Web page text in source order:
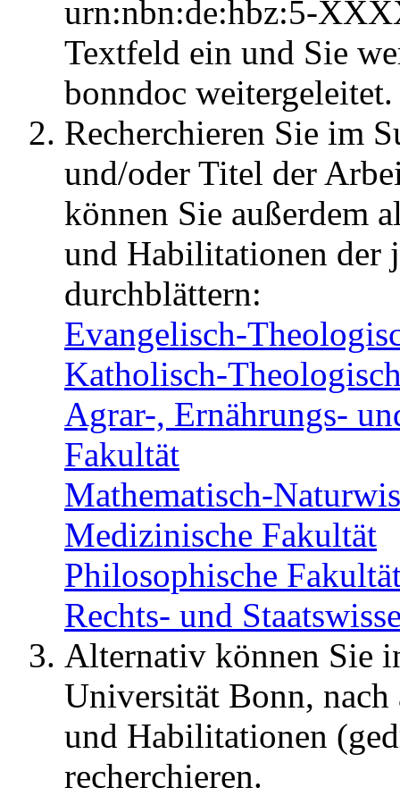
urn:nbn:de:hbz:5-
Textfeld ein und Sie
bonndoc weitergeleitet.
Recherchieren Sie im
und/oder Titel der
können Sie außerdem
und Habilitationen der
durchblättern:
Evangelisch-
Katholisch-
Agrar-, Ernährungs-
Fakultät
Mathematisch-
Medizinische Fakultät
Philosophische
Rechts- und
Alternativ können Sie
Universität Bonn,
und Habilitationen
recherchieren.